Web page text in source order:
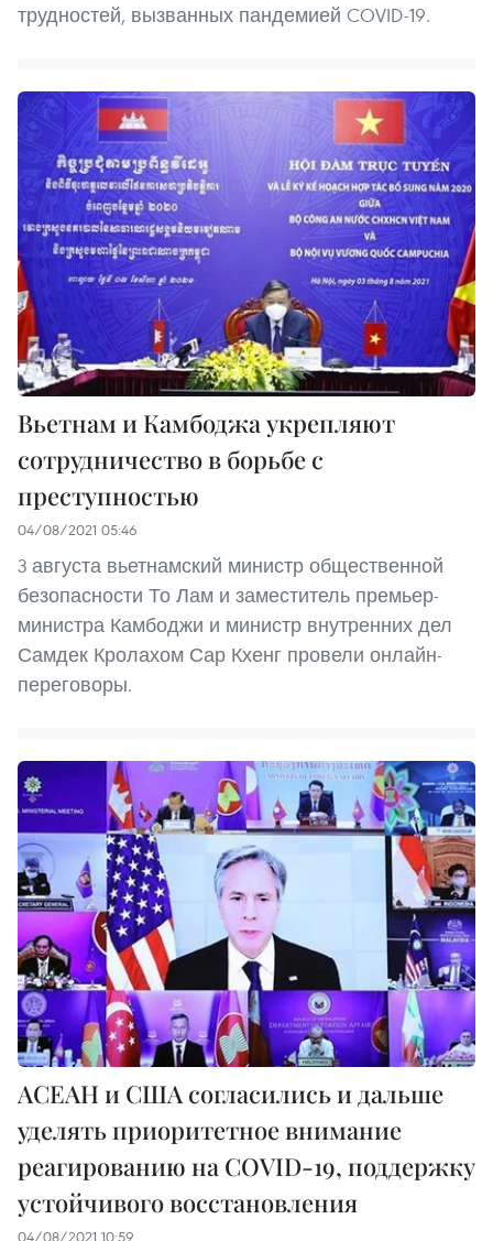
трудностей, вызванных пандемией COVID-19.
Вьетнам и Камбоджа укрепляют
сотрудничество в борьбе с
преступностью
04/08/2021 05:46
3 августа вьетнамский министр общественной
безопасности То Лам и заместитель премьер-
министра Камбоджи и министр внутренних дел
Самдек Кролахом Сар Кхенг провели онлайн-
переговоры.
АСЕАН и США согласились и дальше
уделять приоритетное внимание
реагированию на COVID-19, поддержку
устойчивого восстановления
04/08/2021 10:59